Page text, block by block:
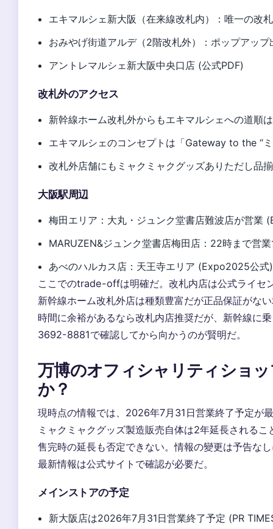
エキマルシェ新大阪（在来線改札内）：唯一の
おみやげ街道アルデ（2階改札外）：ポップアッ
アントレマルシェ新大阪中央口店 (公式PDF)
改札外のアクセス
新幹線ホーム改札外からもエキマルシェへの道順
エキマルシェのコンセプトは「Gateway to the “
改札外店舗にもミャクミャクグッズありただし品
大阪駅周辺
梅田エリア：大丸・ジュンク堂書店難波店が営業
MARUZEN&ジュンク堂書店梅田店：22時まで営
あべのハルカス店：天王寺エリア (Expo2025公式)
ここでのtrade-offは明確だ。改札内店は公式ライセ
新幹線ホーム改札外店は種類豊富だが正品保証がな
時間に余裕があるなら改札内店推奨だが、新幹線に
3692-8881で確認してから向かうのが賢明だ。
万博のオフィシャリティショ
か？
現時点の情報では、2026年7月31日営業終了予定が
ミャクミャクグッズ製造販売自体は2年延長される
售完時の延長も否定できない。情報の變更は予告な
最新情報は公式サイトで確認が必要だ。
メインストアの予定
新大阪店は2026年7月31日営業終了予定 (PR